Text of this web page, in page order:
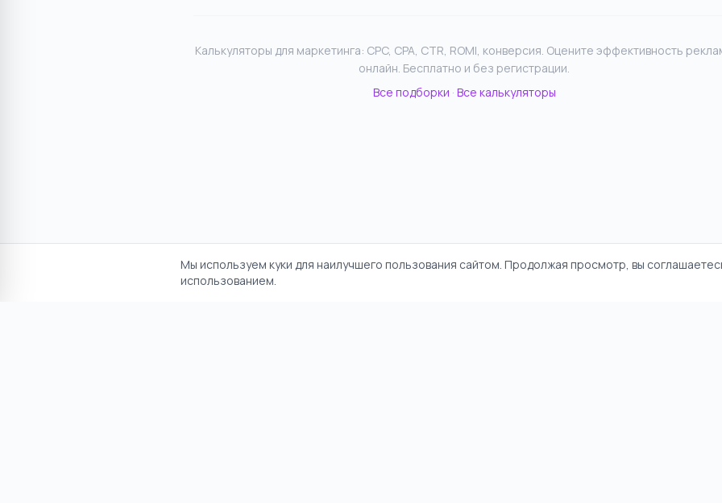
Калькуляторы для маркетинга: CPC, CPA, CTR, ROMI, конверсия. Оцените эффективность
онлайн. Бесплатно и без регистрации.
Все подборки · Все калькуляторы
Мы используем куки для наилучшего пользования сайтом. Продолжая просмотр, вы
использованием.